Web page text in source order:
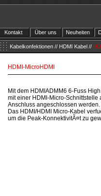
Kontakt Über uns Neuheiten
Kabelkonfektionen// HDMI Kabel//
HDMI-MicroHDMI
Mit dem HDMIADMM6 6-Fuss
mit einer HDMI-Micro-Schnittstelle
Anschluss angeschlossen werden.
Das HDMI/HDMI Micro-Kabel
um die Peak-KonnektivitÃ¤t zu